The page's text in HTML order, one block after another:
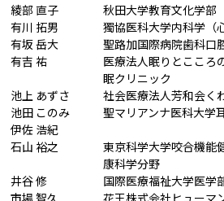
綾部 直子
秋田大学教育文化学部
有川 拓男
獨協医科大学内科学（
有坂 岳大
聖路加国際病院歯科口
有吉 祐
医療法人眠りとこころ
眠クリニック
池上 あずさ
社会医療法人芳和会く
池田 このみ
聖マリアンナ医科大学
伊佐 浩紀
石山 裕之
東京科学大学咬合機能
康科学分野
井谷 修
国際医療福祉大学医学
市場 智久
花王株式会社ヒューマ